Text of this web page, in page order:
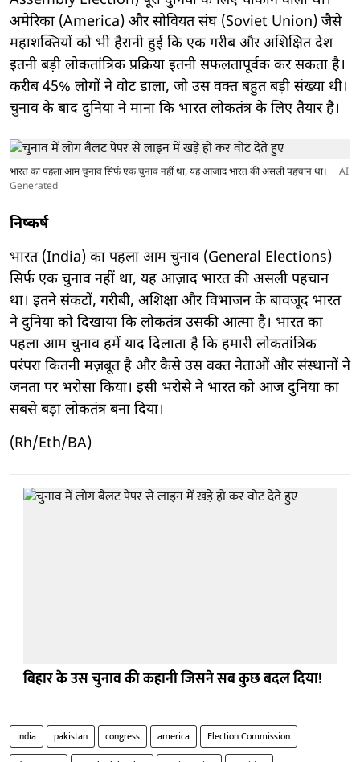
अमेरिका (America) और सोवियत संघ (Soviet Union) जैसे
महाशक्तियों को भी हैरानी हुई कि एक गरीब और अशिक्षित देश
इतनी बड़ी लोकतांत्रिक प्रक्रिया इतनी सफलतापूर्वक कर सकता है।
करीब 45% लोगों ने वोट डाला, जो उस वक्त बहुत बड़ी संख्या थी।
चुनाव के बाद दुनिया ने माना कि भारत लोकतंत्र के लिए तैयार है।
भारत का पहला आम चुनाव सिर्फ एक चुनाव नहीं था, यह आज़ाद भारत की असली पहचान था।
AI
Generated
निष्कर्ष
भारत (India) का पहला आम चुनाव (General Elections)
सिर्फ एक चुनाव नहीं था, यह आज़ाद भारत की असली पहचान
था। इतने संकटों, गरीबी, अशिक्षा और विभाजन के बावजूद भारत
ने दुनिया को दिखाया कि लोकतंत्र उसकी आत्मा है। भारत का
पहला आम चुनाव हमें याद दिलाता है कि हमारी लोकतांत्रिक
परंपरा कितनी मज़बूत है और कैसे उस वक्त नेताओं और संस्थानों ने
जनता पर भरोसा किया। इसी भरोसे ने भारत को आज दुनिया का
सबसे बड़ा लोकतंत्र बना दिया।
(Rh/Eth/BA)
बिहार के उस चुनाव की कहानी जिसने सब कुछ बदल दिया!
india pakistan congress america
Election Commission